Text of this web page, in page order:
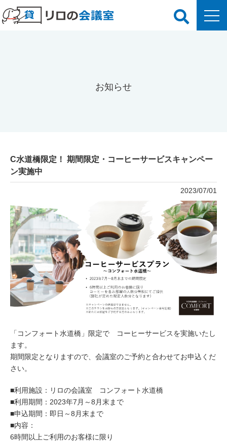
お知らせ
C水道橋限定！ 期間限定・コーヒーサービスキャンペー
ン実施中
2023/07/01
「コンフォート水道橋」限定で コーヒーサービスを実施いたし
ます。
期間限定となりますので、会議室のご予約と合わせてお申込くだ
さい。
■利用施設：リロの会議室 コンフォート水道橋
■利用期間：2023年7月～8月末まで
■申込期間：即日～8月末まで
■内容：
6時間以上ご利用のお客様に限り